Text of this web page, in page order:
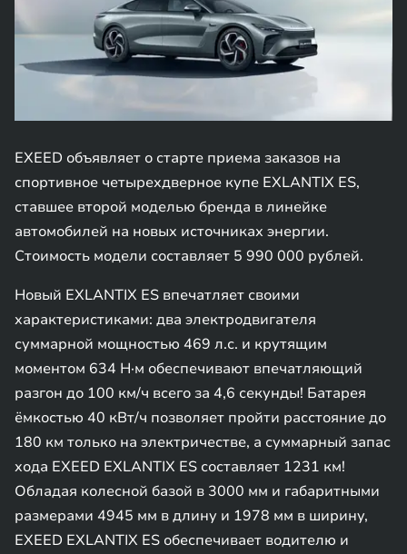
EXEED объявляет о старте приема заказов на
спортивное четырехдверное купе EXLANTIX ES,
ставшее второй моделью бренда в линейке
автомобилей на новых источниках энергии.
Стоимость модели составляет 5 990 000 рублей.
Новый EXLANTIX ES впечатляет своими
характеристиками: два электродвигателя
суммарной мощностью 469 л.с. и крутящим
моментом 634 Н·м обеспечивают впечатляющий
разгон до 100 км/ч всего за 4,6 секунды! Батарея
ёмкостью 40 кВт/ч позволяет пройти расстояние до
180 км только на электричестве, а суммарный запас
хода EXEED EXLANTIX ES составляет 1231 км!
Обладая колесной базой в 3000 мм и габаритными
размерами 4945 мм в длину и 1978 мм в ширину,
EXEED EXLANTIX ES обеспечивает водителю и